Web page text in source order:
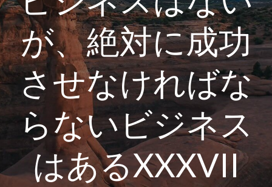
が、絶対に成功
させなければな
らないビジネス
はあるXXXVII